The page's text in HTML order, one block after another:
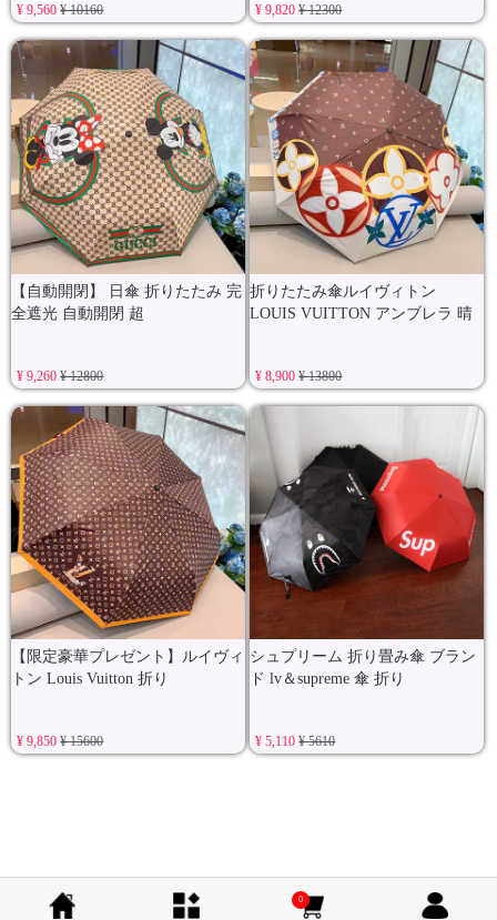
¥ 9,560¥ 10160 ¥ 9,820¥ 12300
【自動開閉】 日傘 折りたたみ 完
全遮光 自動開閉 超
¥ 9,260¥ 12800
折りたたみ傘ルイヴィトン
LOUIS VUITTON アンブレラ 晴
¥ 8,900¥ 13800
【限定豪華プレゼント】ルイヴィ
トン Louis Vuitton 折り
¥ 9,850¥ 15600
シュプリーム 折り畳み傘 ブラン
ド lv＆supreme 傘 折り
¥ 5,110¥ 5610
0